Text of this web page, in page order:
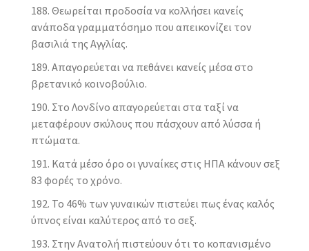
Θεωρείται προδοσία να κολλήσει κανείς
ανάποδα γραμματόσημο που απεικονίζει τον
βασιλιά της Αγγλίας.
Απαγορεύεται να πεθάνει κανείς μέσα στο
βρετανικό κοινοβούλιο.
Στο Λονδίνο απαγορεύεται στα ταξί να
μεταφέρουν σκύλους που πάσχουν από λύσσα ή
πτώματα.
Κατά μέσο όρο οι γυναίκες στις ΗΠΑ κάνουν σεξ
83 φορές το χρόνο.
Το 46% των γυναικών πιστεύει πως ένας καλός
ύπνος είναι καλύτερος από το σεξ.
Στην Ανατολή πιστεύουν ότι το κοπανισμένο